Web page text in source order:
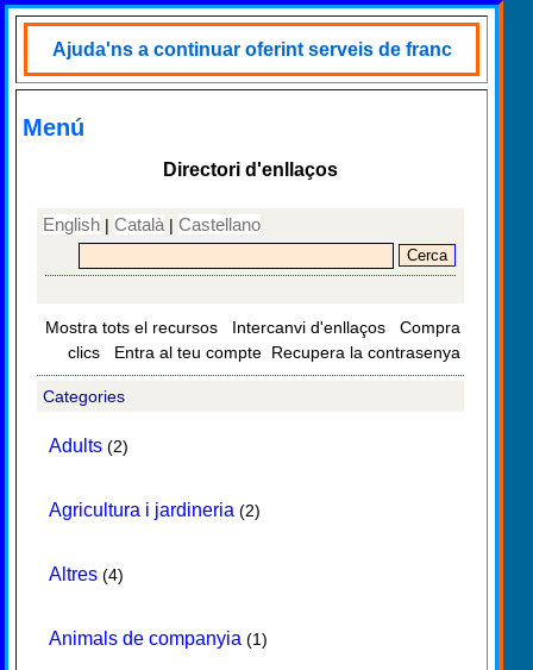
Ajuda'ns a continuar oferint serveis de franc
Menú
Directori d'enllaços
English | Català | Castellano
Mostra tots el recursos Intercanvi d'enllaços
Compra
clics
Entra al teu compte Recupera la contrasenya
Categories
Adults (2)
Agricultura i jardineria (2)
Altres (4)
Animals de companyia (1)